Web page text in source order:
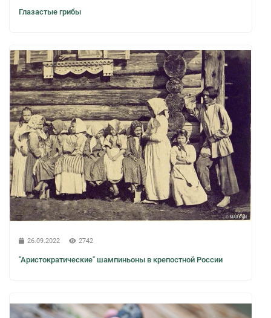
Глазастые грибы
26.09.2022 2742
"Аристократические" шампиньоны в крепостной России